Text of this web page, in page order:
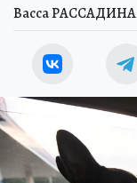
Васса РАССАДИНА